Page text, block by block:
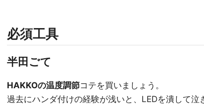
必須工具
半田ごて
HAKKOの温度調節コテを買いましょう。
過去にハンダ付けの経験が浅いと、LEDを潰して泣